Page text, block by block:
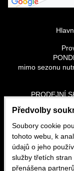
mimo sezonu
PRODEJNÍ
So - Ne:
CHILI
Předvolby
Soubory cookie
tohoto webu, k
údajů o jeho
služby třetích
přenášena